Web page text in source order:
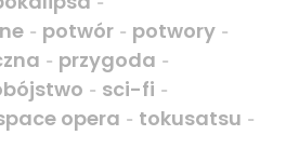
- potwór - potwory -
- przygoda -
- sci-fi -
opera - tokusatsu -